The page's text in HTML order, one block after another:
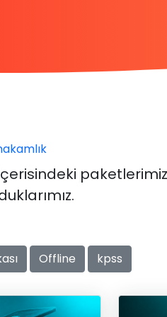
Offline kpss